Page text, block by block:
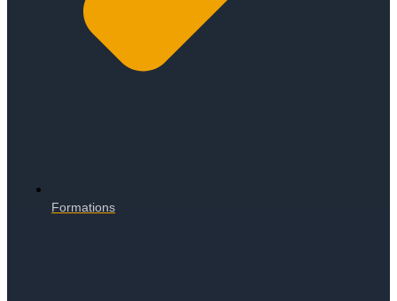
Formations